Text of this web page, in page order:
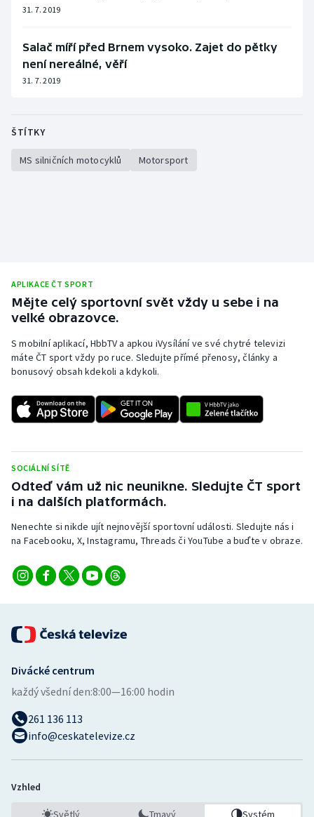
31. 7. 2019
Salač míří před Brnem vysoko. Zajet do pětky
není nereálné, věří
31. 7. 2019
ŠTÍTKY
MS silničních motocyklů Motorsport
APLIKACE ČT SPORT
Mějte celý sportovní svět vždy u sebe i na
velké obrazovce.
S mobilní aplikací, HbbTV a apkou iVysílání ve své chytré televizi
máte ČT sport vždy po ruce. Sledujte přímé přenosy, články a
bonusový obsah kdekoli a kdykoli.
SOCIÁLNÍ SÍTĚ
Odteď vám už nic neunikne. Sledujte ČT sport
i na dalších platformách.
Nenechte si nikde ujít nejnovější sportovní události. Sledujte nás i
na Facebooku, X, Instagramu, Threads či YouTube a buďte v obraze.
Divácké centrum
každý všední den:8:00—16:00 hodin
261 136 113
info@ceskatelevize.cz
Vzhled